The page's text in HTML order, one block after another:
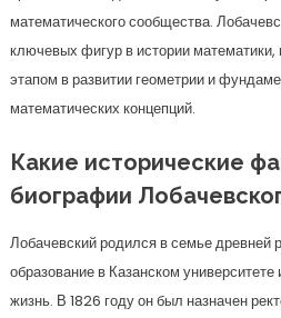
математического сообщества.
ключевых фигур в истории
этапом в развитии геометрии и
математических концепций.
Какие исторические
биографии
Лобачевский родился в семье древней
образование в Казанском
жизнь. В 1826 году он был назначен